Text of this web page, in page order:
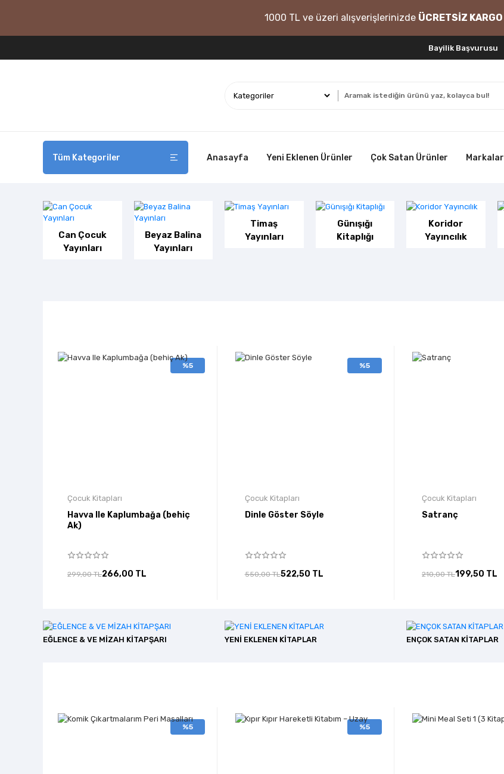
1000 TL ve üzeri alışverişlerinizde ÜCRETSİZ KARGO
Bayilik Başvurusu
Tüm Kategoriler Anasayfa Yeni Eklenen Ürünler Çok Satan Ürünler Markalar
Can Çocuk
Yayınları
Beyaz Balina
Yayınları
Timaş
Yayınları
Günışığı
Kitaplığı
Koridor
Yayıncılık
%5
Çocuk Kitapları
Havva Ile Kaplumbağa (behiç
Ak)
299,00 TL266,00 TL
%5
Çocuk Kitapları
Dinle Göster Söyle
550,00 TL522,50 TL
Çocuk Kitapları
Satranç
210,00 TL199,50 TL
EĞLENCE & VE MİZAH KİTAPŞARI YENİ EKLENEN KİTAPLAR ENÇOK SATAN KİTAPLAR
%5 %5